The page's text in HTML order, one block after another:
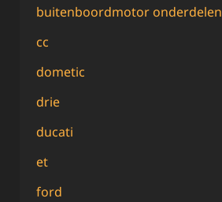
buitenboordmotor onderdelen
cc
dometic
drie
ducati
et
ford